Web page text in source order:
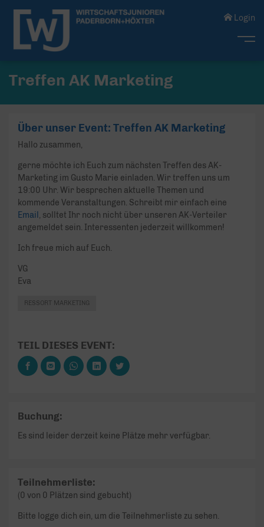
Login
Treffen AK Marketing
Über unser Event: Treffen AK Marketing
Hallo zusammen,
gerne möchte ich Euch zum nächsten Treffen des AK-
Marketing im Gusto Marie einladen. Wir treffen uns um
19:00 Uhr. Wir besprechen aktuelle Themen und
kommende Veranstaltungen. Schreibt mir einfach eine
Email , solltet Ihr noch nicht über unseren AK-Verteiler
angemeldet sein. Interessenten jederzeit willkommen!
Ich freue mich auf Euch.
VG
Eva
RESSORT MARKETING
TEIL DIESES EVENT:
Buchung:
Es sind leider derzeit keine Plätze mehr verfügbar.
Teilnehmerliste:
(0 von 0 Plätzen sind gebucht)
Bitte logge dich ein, um die Teilnehmerliste zu sehen.